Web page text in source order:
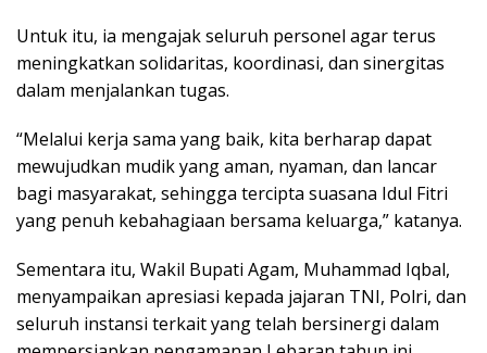
Untuk itu, ia mengajak seluruh personel agar terus
meningkatkan solidaritas, koordinasi, dan sinergitas
dalam menjalankan tugas.
“Melalui kerja sama yang baik, kita berharap dapat
mewujudkan mudik yang aman, nyaman, dan lancar
bagi masyarakat, sehingga tercipta suasana Idul Fitri
yang penuh kebahagiaan bersama keluarga,” katanya.
Sementara itu, Wakil Bupati Agam, Muhammad Iqbal,
menyampaikan apresiasi kepada jajaran TNI, Polri, dan
seluruh instansi terkait yang telah bersinergi dalam